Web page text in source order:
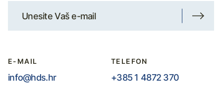
E-MAIL
info@hds.hr
TELEFON
+385 1 4872 370